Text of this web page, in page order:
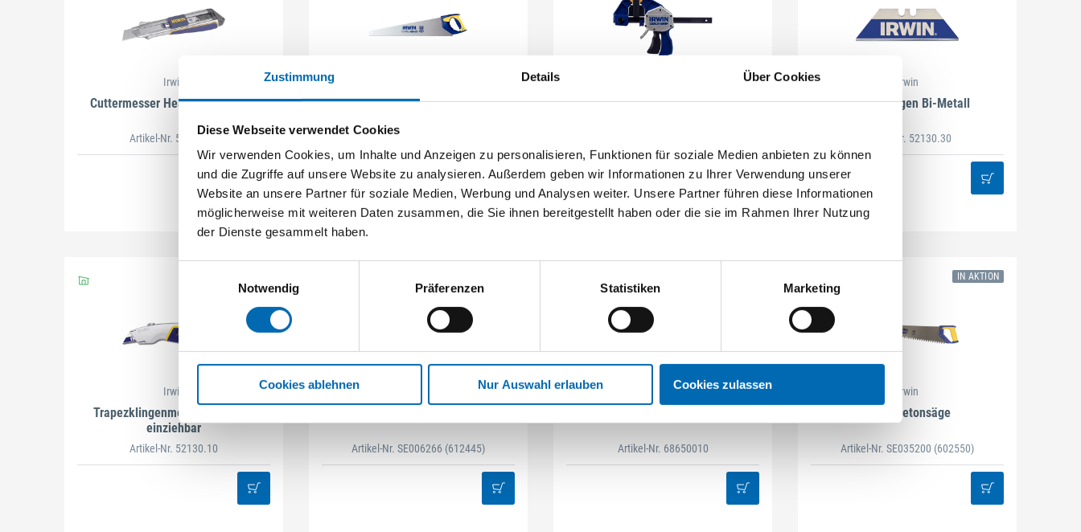
Zustimmung Details Über Cookies
Diese Webseite verwendet Cookies
Wir verwenden Cookies, um Inhalte und Anzeigen zu personalisieren, Funktionen für soziale Medien anbieten zu können
und die Zugriffe auf unsere Website zu analysieren. Außerdem geben wir Informationen zu Ihrer Verwendung unserer
Website an unsere Partner für soziale Medien, Werbung und Analysen weiter. Unsere Partner führen diese Informationen
möglicherweise mit weiteren Daten zusammen, die Sie ihnen bereitgestellt haben oder die sie im Rahmen Ihrer Nutzung
der Dienste gesammelt haben.
Notwendig
Präferenzen Statistiken Marketing
Cookies ablehnen Nur Auswahl erlauben Cookies zulassen
Irwin
Cuttermesser HeavyDuty 18 mm
Artikel-Nr. 52130.50
Fuchsschwanzsäge Jack
2 Ausführungen
Einhandzwinge Quick-Grip
5 Ausführungen
Irwin
Trapezklingen Bi-Metall
Artikel-Nr. 52130.30
Irwin
Trapezklingenmesser Protouch
einziehbar
Artikel-Nr. 52130.10 Artikel-Nr. SE006266 (612445) Artikel-Nr. 68650010
IN AKTION
Irwin
Leichtbetonsäge
Artikel-Nr. SE035200 (602550)